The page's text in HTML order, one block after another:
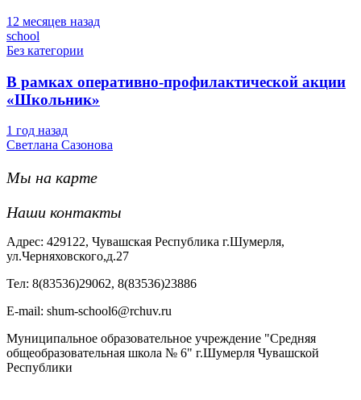
12 месяцев назад
school
Без категории
В рамках оперативно-профилактической акции
«Школьник»
1 год назад
Светлана Сазонова
Мы на карте
Наши контакты
Адрес: 429122, Чувашская Республика г.Шумерля,
ул.Черняховского,д.27
Тел: 8(83536)29062, 8(83536)23886
Е-mail: shum-school6@rchuv.ru
Муниципальное образовательное учреждение "Средняя
общеобразовательная школа № 6" г.Шумерля Чувашской
Республики